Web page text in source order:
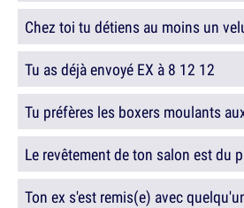
Chez toi tu détiens au moins un
Tu as déjà envoyé EX à 8 12 12
Tu préfères les boxers moulants
Le revêtement de ton salon est du
Ton ex s'est remis(e) avec